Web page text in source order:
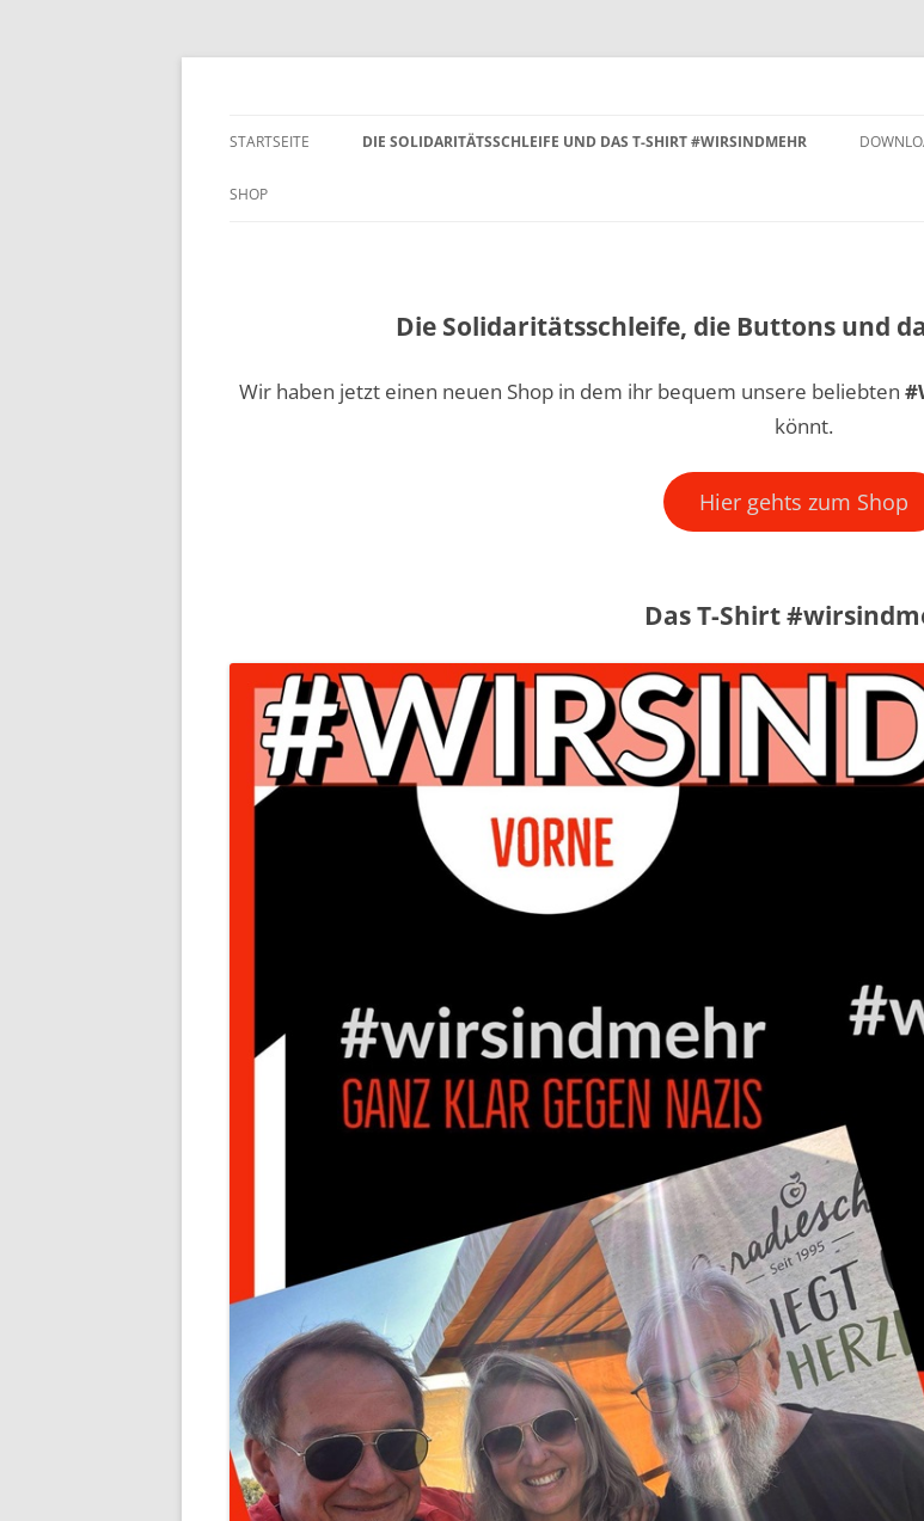
Zum
STARTSEITE DIE SOLIDARITÄTSSCHLEIFE UND DAS T-SHIRT #WIRSINDMEHR
SHOP
Die Solidaritätsschleife, die Buttons und
Wir haben jetzt einen neuen Shop in dem ihr bequem unsere beliebten
könnt.
Hier gehts zum Shop
Das T-Shirt